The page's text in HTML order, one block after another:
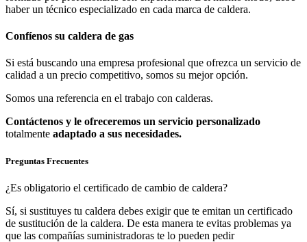
haber un técnico especializado en cada marca de caldera.
Confíenos su caldera de gas
Si está buscando una empresa profesional que ofrezca un servicio de
calidad a un precio competitivo, somos su mejor opción.
Somos una referencia en el trabajo con calderas.
Contáctenos y le ofreceremos un servicio personalizado
totalmente adaptado a sus necesidades.
Preguntas Frecuentes
¿Es obligatorio el certificado de cambio de caldera?
Sí, si sustituyes tu caldera debes exigir que te emitan un certificado
de sustitución de la caldera. De esta manera te evitas problemas ya
que las compañías suministradoras te lo pueden pedir